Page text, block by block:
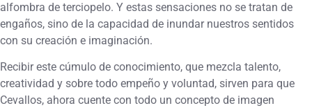
alfombra de terciopelo. Y estas sensaciones no se tratan de
engaños, sino de la capacidad de inundar nuestros sentidos
con su creación e imaginación.
Recibir este cúmulo de conocimiento, que mezcla talento,
creatividad y sobre todo empeño y voluntad, sirven para que
Cevallos, ahora cuente con todo un concepto de imagen